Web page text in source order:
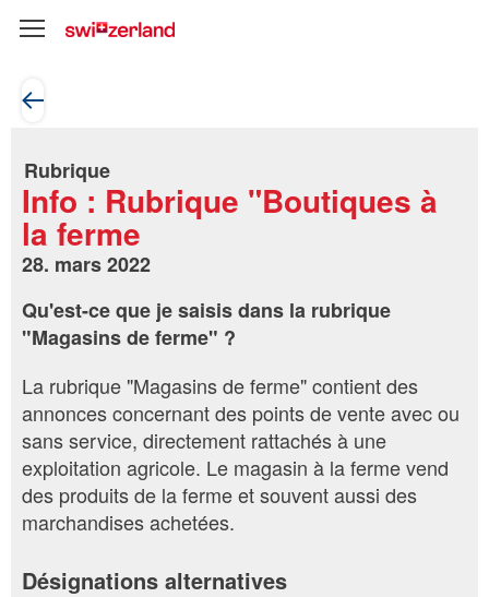
Rubrique
Info : Rubrique "Boutiques à
la ferme
28. mars 2022
Qu'est-ce que je saisis dans la rubrique
"Magasins de ferme" ?
La rubrique "Magasins de ferme" contient des
annonces concernant des points de vente avec ou
sans service, directement rattachés à une
exploitation agricole. Le magasin à la ferme vend
des produits de la ferme et souvent aussi des
marchandises achetées.
Désignations alternatives